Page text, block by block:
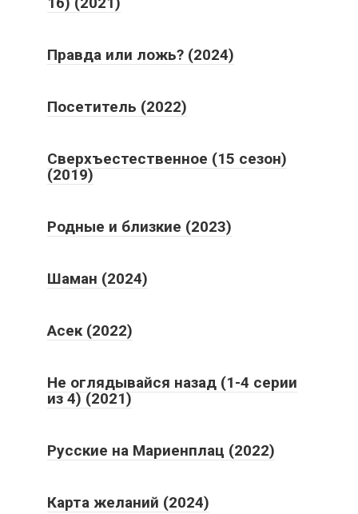
Правда или ложь? (2024)
Посетитель (2022)
Сверхъестественное (15 сезон)
(2019)
Родные и близкие (2023)
Шаман (2024)
Асек (2022)
Не оглядывайся назад (1-4 серии
из 4) (2021)
Русские на Мариенплац (2022)
Карта желаний (2024)